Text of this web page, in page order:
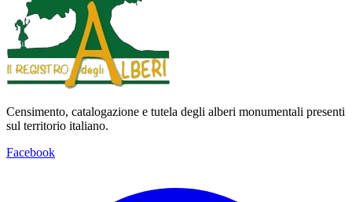
Censimento, catalogazione e tutela degli alberi monumentali presenti
sul territorio italiano.
Facebook